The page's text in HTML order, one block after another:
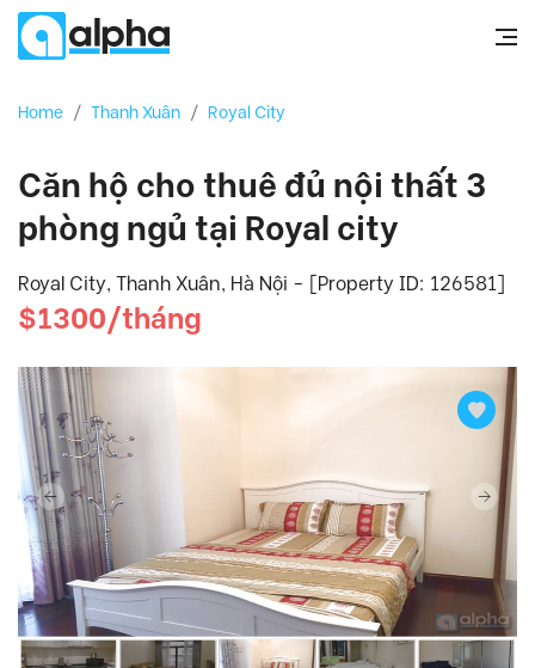
Home / Thanh Xuân / Royal City
Căn hộ cho thuê đủ nội thất 3
phòng ngủ tại Royal city
Royal City, Thanh Xuân, Hà Nội - [Property ID: 126581]
$1300/tháng